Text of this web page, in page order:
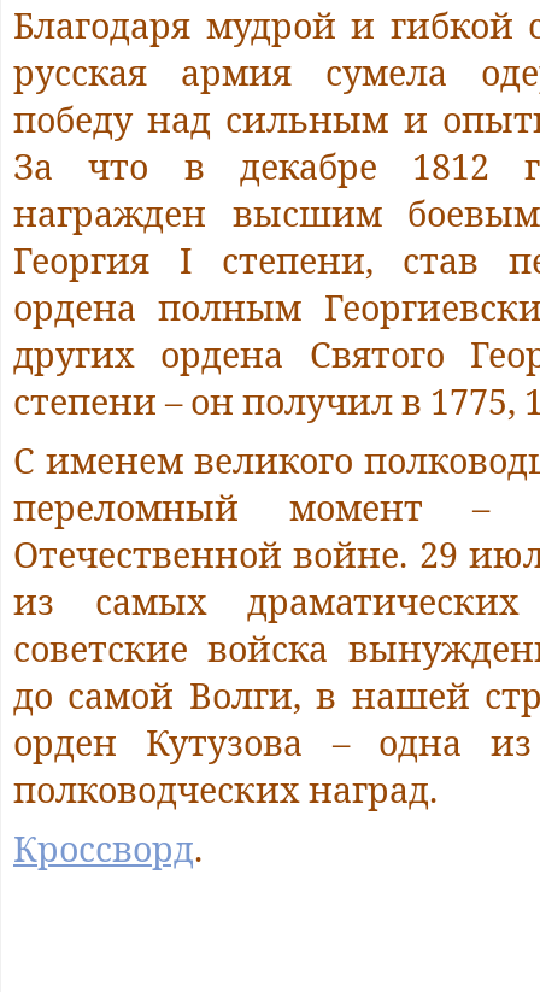
Благодаря мудрой и гибкой
русская армия сумела
победу над сильным и
За что в декабре 1812
награжден высшим
Георгия I степени, став
ордена полным
других ордена Святого
степени – он получил в 1775,
С именем великого
переломный момент
Отечественной войне. 29
из самых
советские войска
до самой Волги, в нашей
орден Кутузова – одна
полководческих наград.
Кроссворд.